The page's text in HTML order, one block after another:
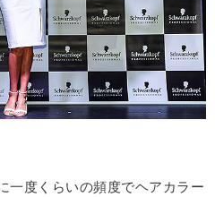
一度くらいの頻度でヘアカラー